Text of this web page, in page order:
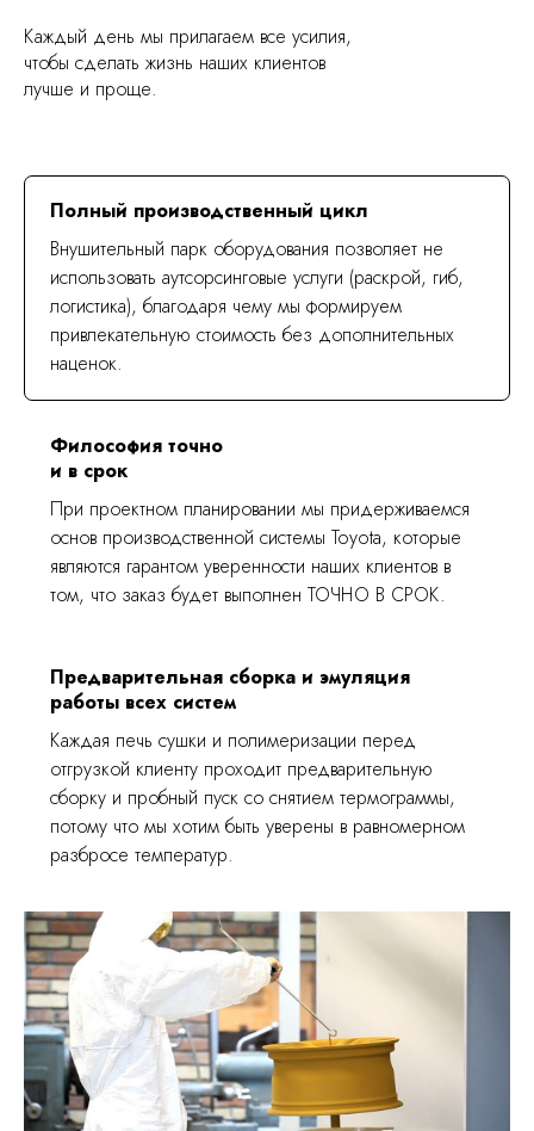
Каждый день мы прилагаем все усилия,
чтобы сделать жизнь наших клиентов
лучше и проще.
Полный производственный цикл
Внушительный парк оборудования позволяет не
использовать аутсорсинговые услуги (раскрой, гиб,
логистика), благодаря чему мы формируем
привлекательную стоимость без дополнительных
наценок.
Философия точно
и в срок
При проектном планировании мы придерживаемся
основ производственной системы Toyota, которые
являются гарантом уверенности наших клиентов в
том, что заказ будет выполнен ТОЧНО В СРОК.
Предварительная сборка и эмуляция
работы всех систем
Каждая печь сушки и полимеризации перед
отгрузкой клиенту проходит предварительную
сборку и пробный пуск со снятием термограммы,
потому что мы хотим быть уверены в равномерном
разбросе температур.